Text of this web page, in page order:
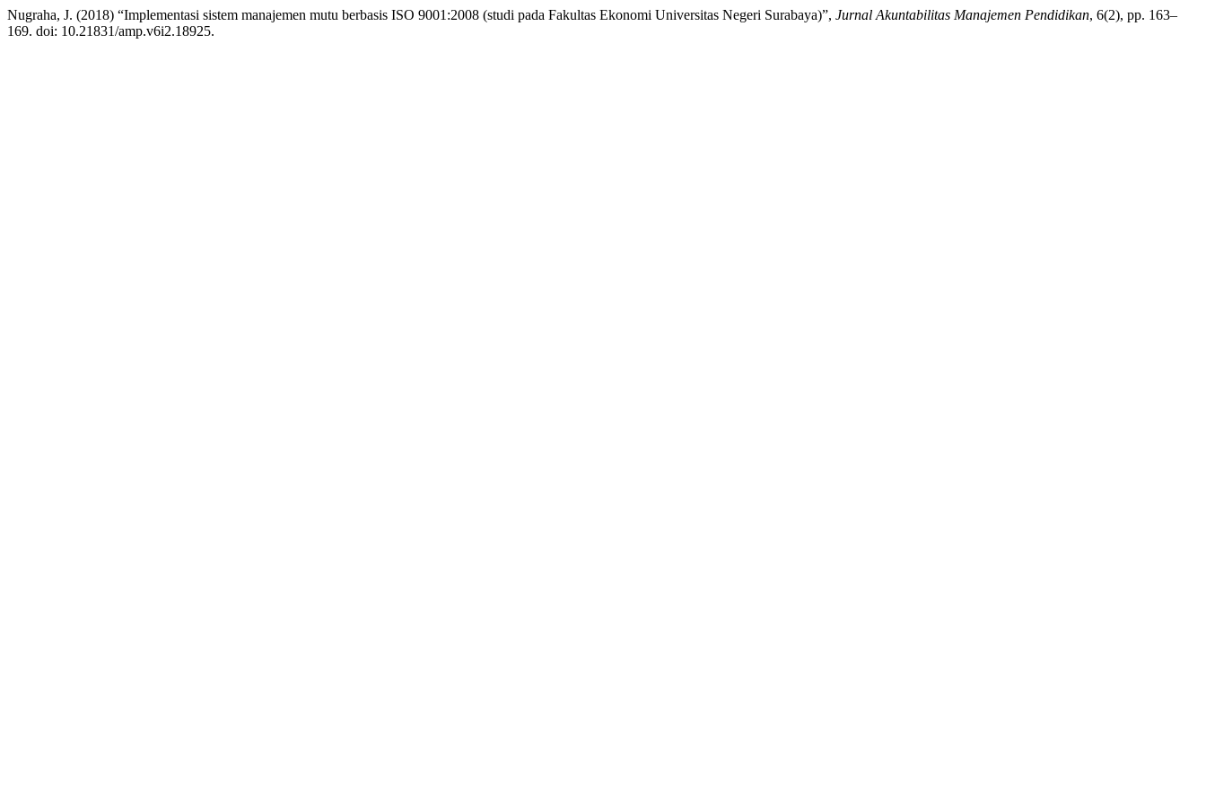
Nugraha, J. (2018) “Implementasi sistem manajemen mutu berbasis ISO 9001:2008 (studi pada Fakultas Ekonomi Universitas Negeri Surabaya)”, Jurnal Akuntabilitas Manajemen Pendidikan, 6(2), pp. 163–
169. doi: 10.21831/amp.v6i2.18925.